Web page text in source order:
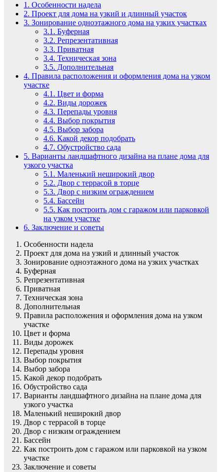
1. Особенности надела
2. Проект для дома на узкий и длинный участок
3. Зонирование одноэтажного дома на узких участках
3.1. Буферная
3.2. Репрезентативная
3.3. Приватная
3.4. Техническая зона
3.5. Дополнительная
4. Правила расположения и оформления дома на узком
участке
4.1. Цвет и форма
4.2. Виды дорожек
4.3. Перепады уровня
4.4. Выбор покрытия
4.5. Выбор забора
4.6. Какой декор подобрать
4.7. Обустройство сада
5. Варианты ландшафтного дизайна на плане дома для
узкого участка
5.1. Маленький неширокий двор
5.2. Двор с террасой в торце
5.3. Двор с низким ограждением
5.4. Бассейн
5.5. Как построить дом с гаражом или парковкой
на узком участке
6. Заключение и советы
Особенности надела
Проект для дома на узкий и длинный участок
Зонирование одноэтажного дома на узких участках
Буферная
Репрезентативная
Приватная
Техническая зона
Дополнительная
Правила расположения и оформления дома на узком
участке
Цвет и форма
Виды дорожек
Перепады уровня
Выбор покрытия
Выбор забора
Какой декор подобрать
Обустройство сада
Варианты ландшафтного дизайна на плане дома для
узкого участка
Маленький неширокий двор
Двор с террасой в торце
Двор с низким ограждением
Бассейн
Как построить дом с гаражом или парковкой на узком
участке
Заключение и советы